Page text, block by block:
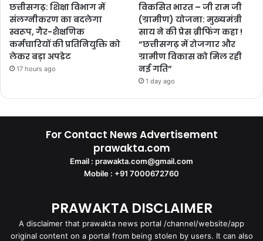
छत्तीसगढ़: शिक्षा विभाग में
संलग्नीकरण का बदलेगा
स्वरूप, गैर-शैक्षणिक
कर्मचारियों की प्रतिनियुक्ति को
लेकर बड़ा अपडेट
17 hours ago
विकसित भारत – जी राम जी
(ग्रामीण) योजना: मुख्यमंत्री
साय ने की प्रेस ब्रीफिंग कहा !
“छत्तीसगढ़ में रोजगार और
ग्रामीण विकास को मिल रही
नई गति”
1 day ago
For Contact News Advertisement
prawakta.com
Email : prawakta.com@gmail.com
Mobile : +91 7000672760
PRAWAKTA DISCLAIMER
A disclaimer that prawakta news portal /channel/website/app
original content on a portal from being stolen by users. It can also